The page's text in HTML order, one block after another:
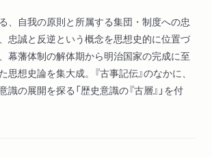
、自我の原則と所属する集団・制度への忠
忠誠と反逆という概念を思想史的に位置づ
幕藩体制の解体期から明治国家の完成に至
思想史論を集大成。『古事記伝』のなかに、
の展開を探る「歴史意識の『古層』」を付